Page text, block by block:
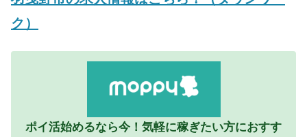
ク）
ポイ活始めるなら今！気軽に稼ぎたい方におすす